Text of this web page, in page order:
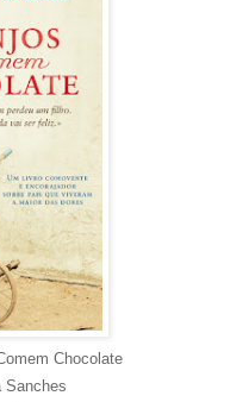
Chocolate
Sanches